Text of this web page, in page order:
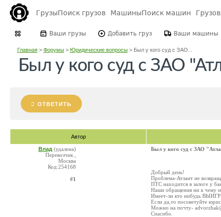
ГрузыПоиск грузов МашиныПоиск машин
Ваши грузы Добавить груз Ваши машины
Главная> Форумы> Юридические вопросы> Был у кого суд с ЗАО...
Был у кого суд с ЗАО
ОТВЕТИТЬ
Автор
Влад (удалена)
Перевозчик ,
Москва
Код:254168
#1
Был у кого суд с ЗАО
Добрый день!
Проблема-Атлант не
ПТС находится в залоге у
Наши обращения ни к чему
Имеет-ли кто нибудь
Если да,то посоветуйте
Можно на почту-
Спасибо.